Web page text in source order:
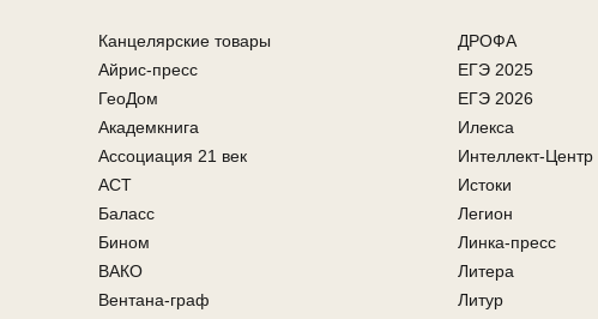
Канцелярcкие товары
Айрис-пресс
ГеоДом
Академкнига
Ассоциация 21 век
АСТ
Баласс
Бином
ВАКО
Вентана-граф
ДРОФА
ЕГЭ 2025
ЕГЭ 2026
Илекса
Интеллект-Центр
Истоки
Легион
Линка-пресс
Литера
Литур